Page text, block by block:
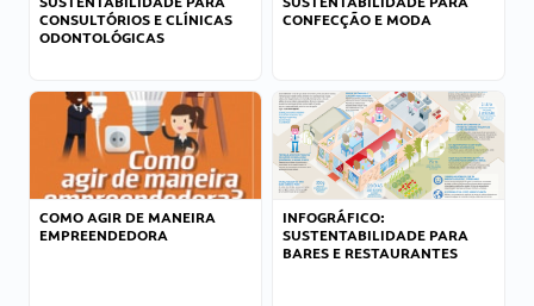
CONSULTÓRIOS E CLÍNICAS
ODONTOLÓGICAS
CONFECÇÃO E MODA
COMO AGIR DE MANEIRA
EMPREENDEDORA
INFOGRÁFICO:
SUSTENTABILIDADE PARA
BARES E RESTAURANTES